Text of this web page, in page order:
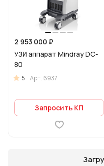
2 953 000 ₽
УЗИ аппарат Mindray DC-
80
5 Арт. 6937
Запросить КП